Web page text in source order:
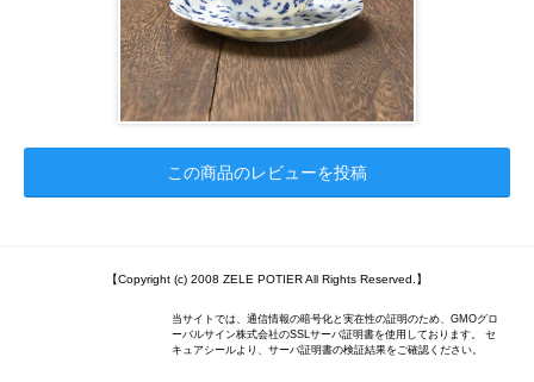
この商品のレビューを投稿
【Copyright (c) 2008 ZELE POTIER All Rights Reserved.】
当サイトでは、通信情報の暗号化と実在性の証明のため、GMOグロ
ーバルサイン株式会社のSSLサーバ証明書を使用しております。 セ
キュアシールより、サーバ証明書の検証結果をご確認ください。